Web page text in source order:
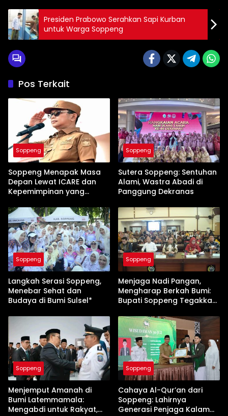
Presiden Prabowo Serahkan Sapi Kurban
untuk Warga Soppeng
Pos Terkait
Soppeng
Soppeng Menapak Masa
Depan Lewat ICARE dan
Kepemimpinan yang
Soppeng
Sutera Soppeng: Sentuhan
Alami, Wastra Abadi di
Panggung Dekranas
Soppeng
Langkah Serasi Soppeng,
Menebar Sehat dan
Budaya di Bumi Sulsel*
Soppeng
Menjaga Nadi Pangan,
Mengharap Berkah Bumi:
Bupati Soppeng Tegakkan
Soppeng
Menjemput Amanah di
Bumi Latemmamala:
Mengabdi untuk Rakyat,
Soppeng
Cahaya Al-Qur’an dari
Soppeng: Lahirnya
Generasi Penjaga Kalam